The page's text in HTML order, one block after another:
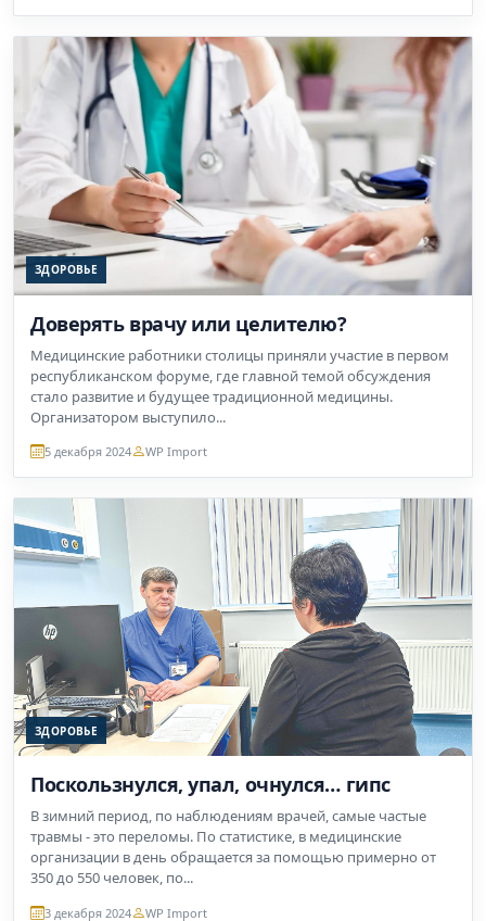
ЗДОРОВЬЕ
Доверять врачу или целителю?
Медицинские работники столицы приняли участие в первом
республиканском форуме, где главной темой обсуждения
стало развитие и будущее традиционной медицины.
Организатором выступило...
5 декабря 2024 WP Import
ЗДОРОВЬЕ
Поскользнулся, упал, очнулся… гипс
В зимний период, по наблюдениям врачей, самые частые
травмы - это переломы. По статистике, в медицинские
организации в день обращается за помощью примерно от
350 до 550 человек, по...
3 декабря 2024 WP Import